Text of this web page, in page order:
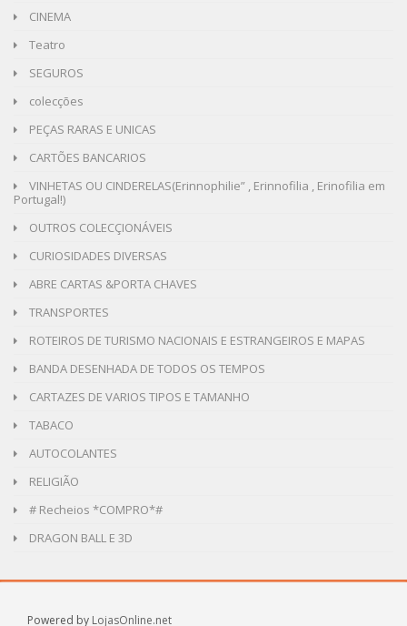
CINEMA
Teatro
SEGUROS
colecções
PEÇAS RARAS E UNICAS
CARTÕES BANCARIOS
VINHETAS OU CINDERELAS(Erinnophilie” , Erinnofilia , Erinofilia em
Portugal!)
OUTROS COLECÇIONÁVEIS
CURIOSIDADES DIVERSAS
ABRE CARTAS &PORTA CHAVES
TRANSPORTES
ROTEIROS DE TURISMO NACIONAIS E ESTRANGEIROS E MAPAS
BANDA DESENHADA DE TODOS OS TEMPOS
CARTAZES DE VARIOS TIPOS E TAMANHO
TABACO
AUTOCOLANTES
RELIGIÃO
# Recheios *COMPRO*#
DRAGON BALL E 3D
Powered by LojasOnline.net